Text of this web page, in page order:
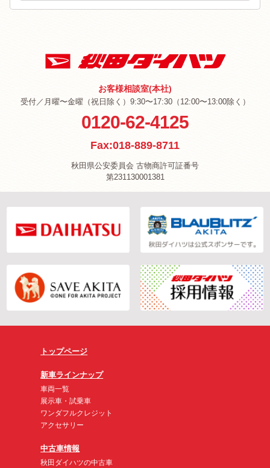
お客様相談室(本社)
受付／月曜〜金曜（祝日除く）9:30〜17:30（12:00〜13:00除く）
0120-62-4125
Fax:018-889-8711
秋田県公安委員会 古物商許可証番号
第231130001381
トップページ
新車ラインナップ
車両一覧
展示車・試乗車
ワンダフルクレジット
アクセサリー
中古車情報
秋田ダイハツの中古車